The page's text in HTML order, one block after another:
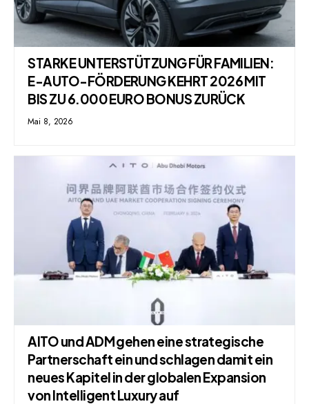
STARKE UNTERSTÜTZUNG FÜR FAMILIEN:
E-AUTO-FÖRDERUNG KEHRT 2026 MIT
BIS ZU 6.000 EURO BONUS ZURÜCK
Mai 8, 2026
AITO und ADM gehen eine strategische
Partnerschaft ein und schlagen damit ein
neues Kapitel in der globalen Expansion
von Intelligent Luxury auf